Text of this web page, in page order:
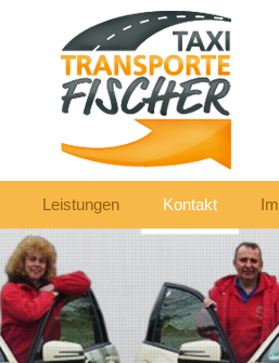
Leistungen Kontakt